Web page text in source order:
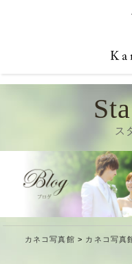
ス
カネコ写真館 > カネコ写真